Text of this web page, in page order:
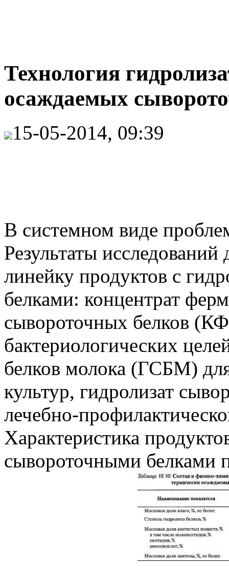
Технология
осаждаемых
15-05-2014, 09:39
В системном виде
Результаты
линейку продуктов с
белками: концентрат
сывороточных белков
бактериологических
белков молока (ГСБМ)
культур, гидролизат
лечебно-
Характеристика
сывороточными белками